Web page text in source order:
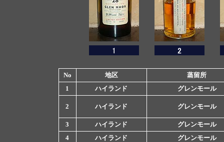
No 地区
蒸留所
1
ハイランド グレンモール
2 ハイランド グレンモール
3 ハイランド
グレンモール
4
ハイランド
グレンモール